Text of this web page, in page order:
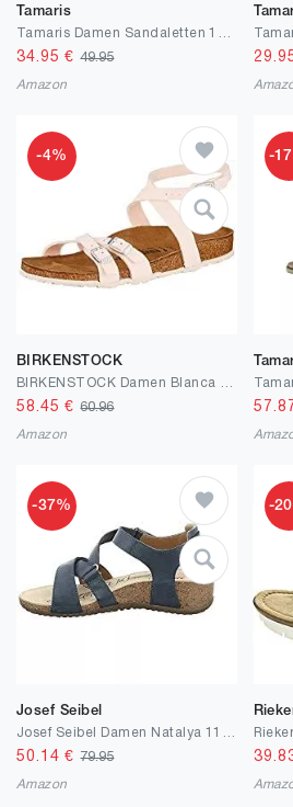
Tamaris
34.95 €49.95
Amazon
-4%
BIRKENSTOCK
58.45 €60.96
Amazon
-
57.87
-37%
Josef Seibel
50.14 €79.95
Amazon
-